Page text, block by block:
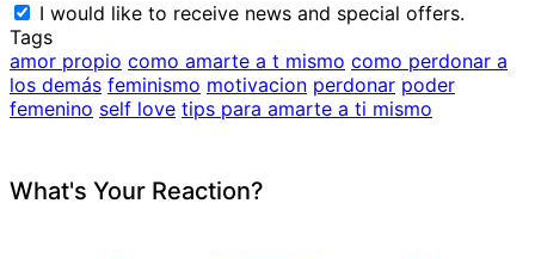
I would like to receive news and special offers.
Tags
amor propio como amarte a t mismo como perdonar a
los demás feminismo motivacion perdonar poder
femenino self love tips para amarte a ti mismo
What's Your Reaction?